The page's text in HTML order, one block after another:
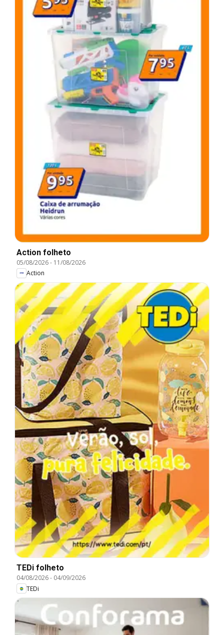
Action folheto
05/08/2026- 11/08/2026
Action
TEDi folheto
04/08/2026- 04/09/2026
TEDi